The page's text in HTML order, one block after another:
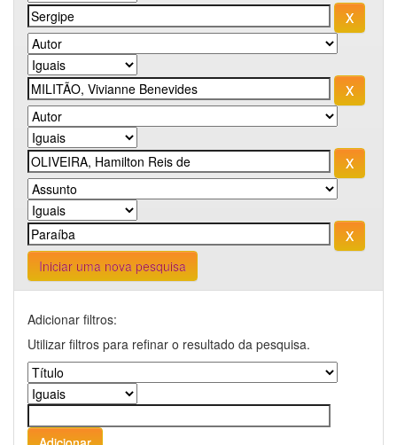
Iniciar uma nova pesquisa
Adicionar filtros:
Utilizar filtros para refinar o resultado da pesquisa.